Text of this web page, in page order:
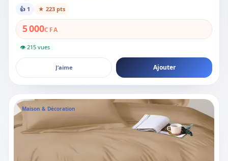
👍 1 ★ 223 pts
5 000CFA
👁 215 vues
J’aime Ajouter
Maison & Décoration